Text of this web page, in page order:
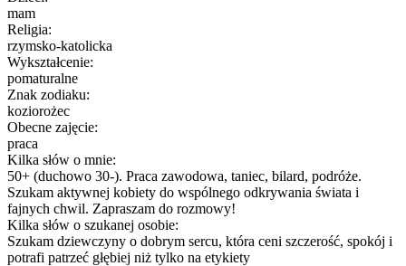
mam
Religia:
rzymsko-katolicka
Wykształcenie:
pomaturalne
Znak zodiaku:
koziorożec
Obecne zajęcie:
praca
Kilka słów o mnie:
50+ (duchowo 30-). Praca zawodowa, taniec, bilard, podróże.
Szukam aktywnej kobiety do wspólnego odkrywania świata i
fajnych chwil. Zapraszam do rozmowy!
Kilka słów o szukanej osobie:
Szukam dziewczyny o dobrym sercu, która ceni szczerość, spokój i
potrafi patrzeć głębiej niż tylko na etykiety